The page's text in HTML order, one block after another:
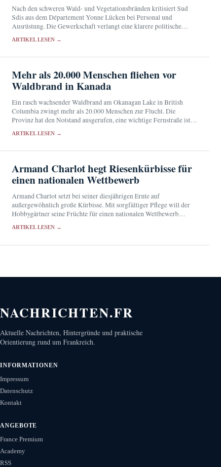
Nach den schweren Wald- und Vegetationsbränden kritisiert Sud
Sdis aus dem Département Yonne Lücken bei Personal und
Ausrüstung. Die Gewerkschaft verlangt eine klarere politische
ARTIKEL LESEN →
Mehr als 20.000 Menschen fliehen vor
Waldbrand in Kanada
Ein rasch wachsender Waldbrand am Okanagan Lake in British
Columbia zwingt mehr als 20.000 Menschen zur Flucht. Die
Provinz hat den Notstand ausgerufen, eine wichtige Fernstraße ist
ARTIKEL LESEN →
Armand Charlot hegt Riesenkürbisse für
einen nationalen Wettbewerb
Armand Charlot setzt bei seiner diesjährigen Ernte auf
außergewöhnlich große Kürbisse. Mit sorgfältiger Pflege will der
Hobbygärtner seine Früchte für einen nationalen Wettbewerb
ARTIKEL LESEN →
NACHRICHTEN.FR
Aktuelle Nachrichten, Hintergründe und praktische
Orientierung rund um Frankreich.
INFORMATIONEN
Impressum
Datenschutz
Kontakt
ANGEBOTE
France Premium
Academy
RSS